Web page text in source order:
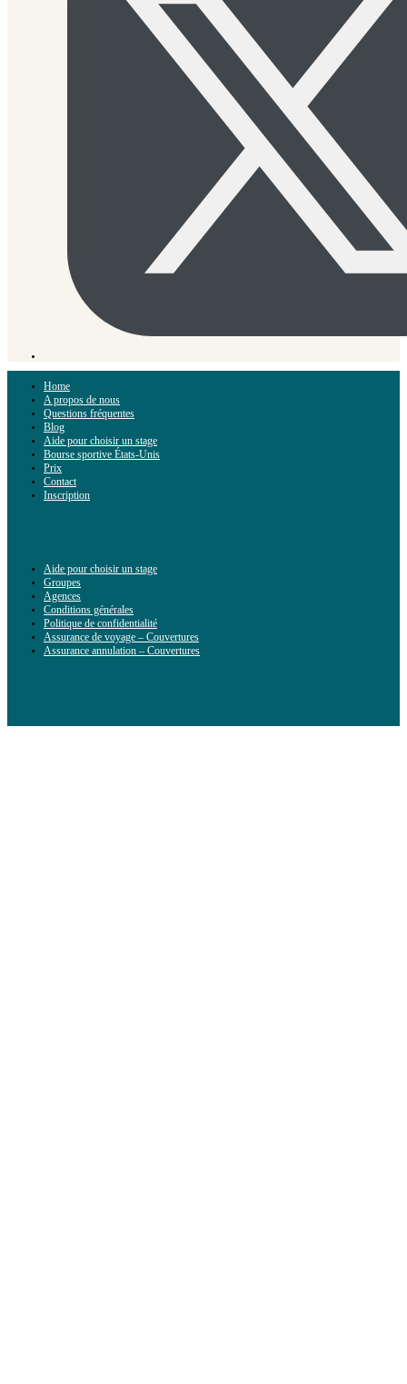
Home
A propos de nous
Questions fréquentes
Blog
Aide pour choisir un stage
Bourse sportive États-Unis
Prix
Contact
Inscription
Aide pour choisir un stage
Groupes
Agences
Conditions générales
Politique de confidentialité
Assurance de voyage – Couvertures
Assurance annulation – Couvertures